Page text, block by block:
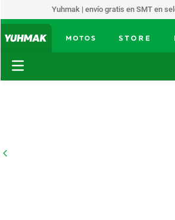
Yuhmak | envío gratis en SMT en